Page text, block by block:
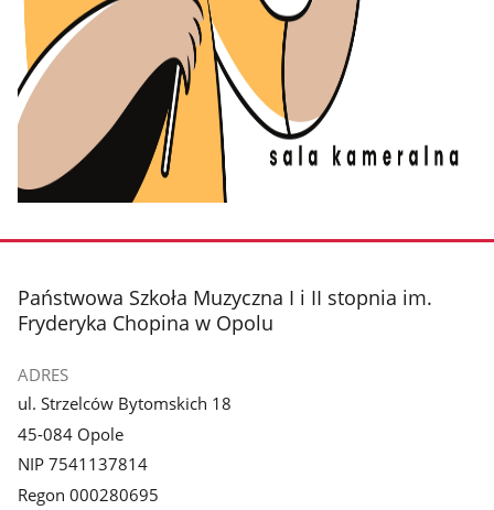
stopka
Państwowa Szkoła Muzyczna I i II stopnia im.
Fryderyka Chopina w Opolu
ADRES
ul. Strzelców Bytomskich 18
45-084 Opole
NIP 7541137814
Regon 000280695